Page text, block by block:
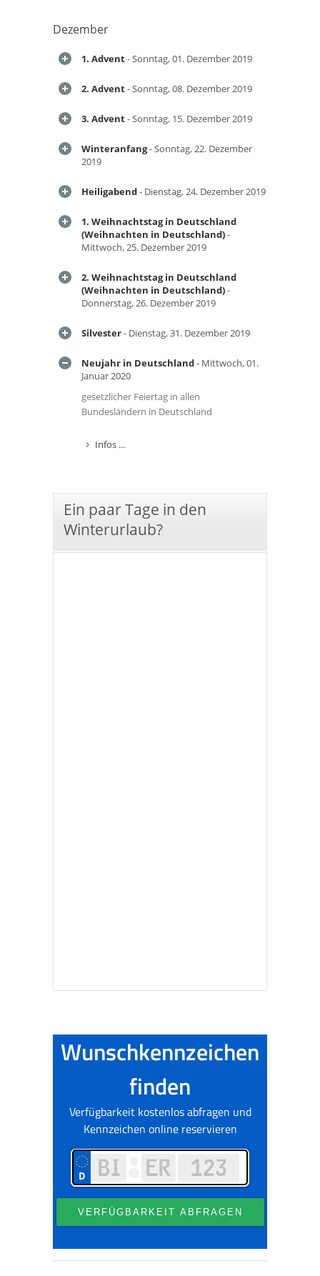
Dezember
1. Advent- Sonntag, 01. Dezember 2019
2. Advent- Sonntag, 08. Dezember 2019
3. Advent- Sonntag, 15. Dezember 2019
Winteranfang- Sonntag, 22. Dezember
2019
Heiligabend- Dienstag, 24. Dezember 2019
1. Weihnachtstag in Deutschland
(Weihnachten in Deutschland)-
Mittwoch, 25. Dezember 2019
2. Weihnachtstag in Deutschland
(Weihnachten in Deutschland)-
Donnerstag, 26. Dezember 2019
Silvester- Dienstag, 31. Dezember 2019
Neujahr in Deutschland- Mittwoch, 01.
Januar 2020
gesetzlicher Feiertag in allen
Bundesländern in Deutschland
Infos ...
Ein paar Tage in den
Winterurlaub?